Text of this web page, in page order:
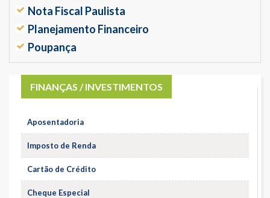
Nota Fiscal Paulista
Planejamento Financeiro
Poupança
FINANÇAS / INVESTIMENTOS
Aposentadoria
Imposto de Renda
Cartão de Crédito
Cheque Especial